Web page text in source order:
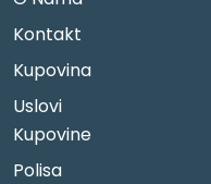
Kontakt
Kupovina
Uslovi
Kupovine
Polisa